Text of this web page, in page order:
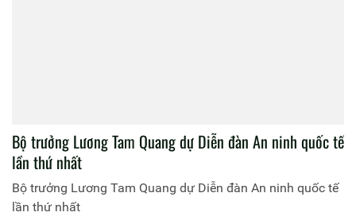
Bộ trưởng Lương Tam Quang dự Diễn đàn An ninh quốc tế
lần thứ nhất
Bộ trưởng Lương Tam Quang dự Diễn đàn An ninh quốc tế
lần thứ nhất